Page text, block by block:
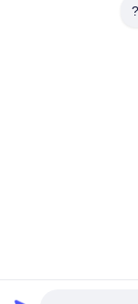
پخش کننده عطر عرضه کننده. حقوق چاپ 2026 Guangzhou HaoYue